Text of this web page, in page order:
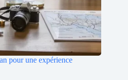
pour une expérience